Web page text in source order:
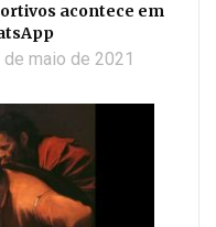
acontece em
de maio de 2021